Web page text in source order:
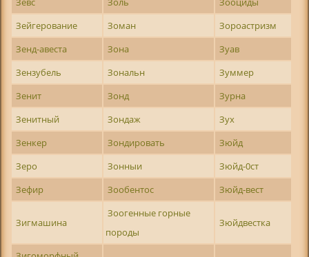
Зейгерование
Зоман
Зороастризм
Зенд-авеста
Зона
Зуав
Зензубель
Зональн
Зуммер
Зенит
Зонд
Зурна
Зенитный
Зондаж
Зух
Зенкер
Зондировать
Зюйд
Зеро
Зонныи
Зюйд-0ст
Зефир
Зообентос Зюйд-вест
Зигмашина
Зоогенные горные
породы
Зюйдвестка